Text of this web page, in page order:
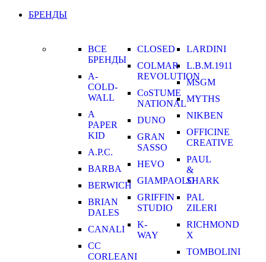
БРЕНДЫ
ВСЕ
БРЕНДЫ
A-
COLD-
WALL
A
PAPER
KID
A.P.C.
BARBA
BERWICH
BRIAN
DALES
CANALI
CC
CORLEANI
CLOSED
COLMAR
REVOLUTION
CoSTUME
NATIONAL
DUNO
GRAN
SASSO
HEVO
GIAMPAOLO
GRIFFIN
STUDIO
K-
WAY
LARDINI
L.B.M.1911
MSGM
MYTHS
NIKBEN
OFFICINE
CREATIVE
PAUL
&
SHARK
PAL
ZILERI
RICHMOND
X
TOMBOLINI